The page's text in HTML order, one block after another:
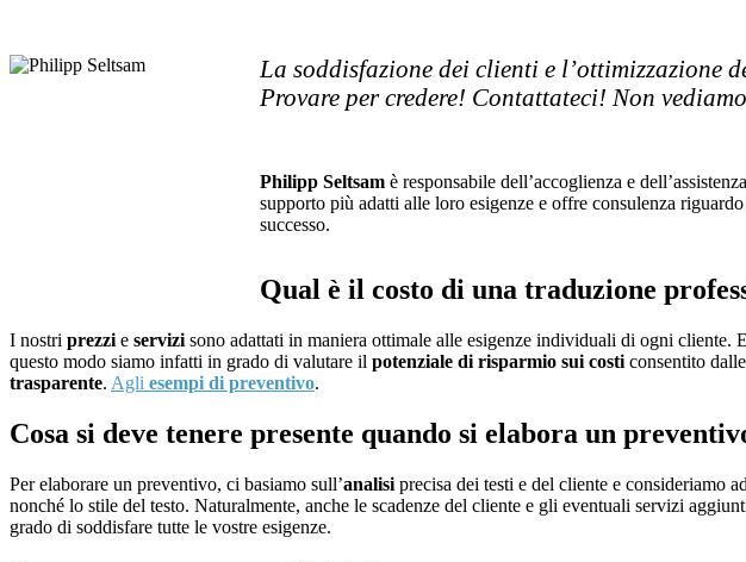
La soddisfazione dei clienti e l’ottimizzazione
Provare per credere! Contattateci! Non
Philipp Seltsam è responsabile dell’accoglienza e
supporto più adatti alle loro esigenze e offre consulenza
successo.
Qual è il costo di una traduzione
I nostri prezzi e servizi sono adattati in maniera ottimale alle esigenze individuali di ogni
questo modo siamo infatti in grado di valutare il potenziale di risparmio sui costi consentito
trasparente. Agli esempi di preventivo.
Cosa si deve tenere presente quando si elabora un
Per elaborare un preventivo, ci basiamo sull’analisi precisa dei testi e del cliente e consideriamo
nonché lo stile del testo. Naturalmente, anche le scadenze del cliente e gli eventuali servizi
grado di soddisfare tutte le vostre esigenze.